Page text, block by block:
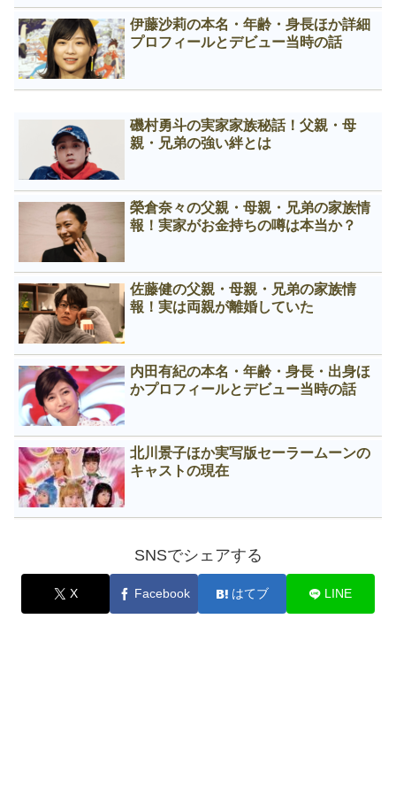
伊藤沙莉の本名・年齢・身長ほか詳細
プロフィールとデビュー当時の話
磯村勇斗の実家家族秘話！父親・母
親・兄弟の強い絆とは
榮倉奈々の父親・母親・兄弟の家族情
報！実家がお金持ちの噂は本当か？
佐藤健の父親・母親・兄弟の家族情
報！実は両親が離婚していた
内田有紀の本名・年齢・身長・出身ほ
かプロフィールとデビュー当時の話
北川景子ほか実写版セーラームーンの
キャストの現在
SNSでシェアする
X Facebook はてブ LINE